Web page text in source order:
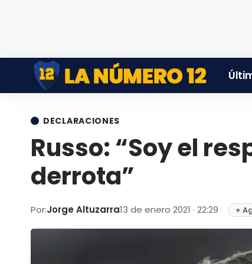
DECLARACIONES
Russo: “Soy el
derrota”
Por:Jorge Altuzarra13 de enero 2021 · 22:29 +